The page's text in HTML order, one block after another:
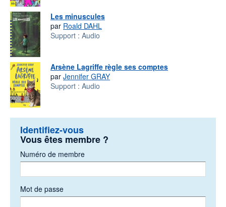
Les minuscules
par Roald DAHL
Support : Audio
Arsène Lagriffe règle ses comptes
par Jennifer GRAY
Support : Audio
Identifiez-vous
Vous êtes membre ?
Numéro de membre
Mot de passe